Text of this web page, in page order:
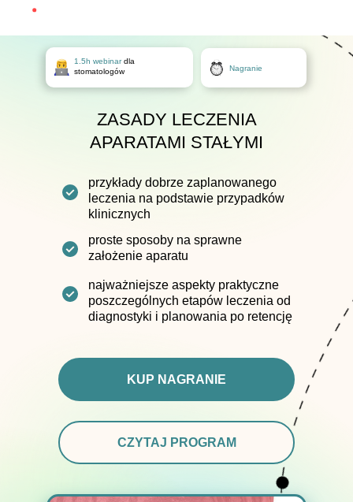
1.5h webinardla
stomatologów
ZASADY LECZENIA
APARATAMI STAŁYMI
przykłady dobrze zaplanowanego
leczenia na podstawie przypadków
klinicznych
proste sposoby na sprawne
założenie aparatu
KUP NAGRANIE
CZYTAJ PROGRAM
najważniejsze aspekty praktyczne
poszczególnych etapów leczenia od
diagnostyki i planowania po retencję
Nagranie